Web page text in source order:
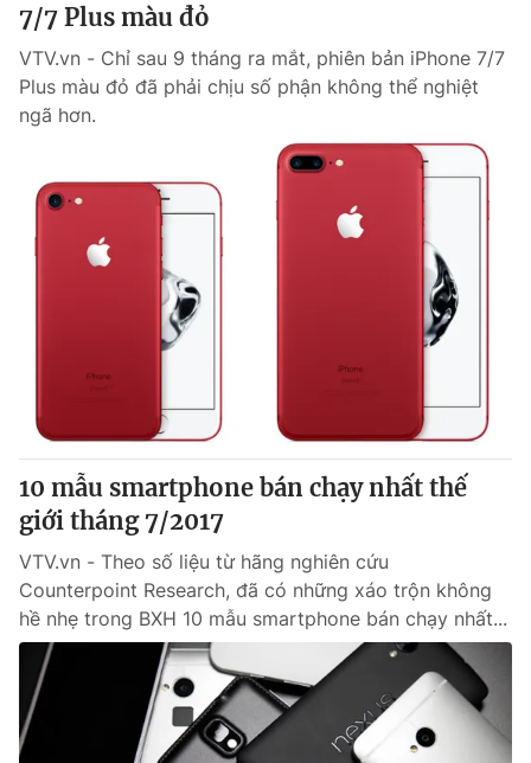
7/7 Plus màu đỏ
VTV.vn - Chỉ sau 9 tháng ra mắt, phiên bản iPhone 7/7
Plus màu đỏ đã phải chịu số phận không thể nghiệt
ngã hơn.
10 mẫu smartphone bán chạy nhất thế
giới tháng 7/2017
VTV.vn - Theo số liệu từ hãng nghiên cứu
Counterpoint Research, đã có những xáo trộn không
hề nhẹ trong BXH 10 mẫu smartphone bán chạy nhất...